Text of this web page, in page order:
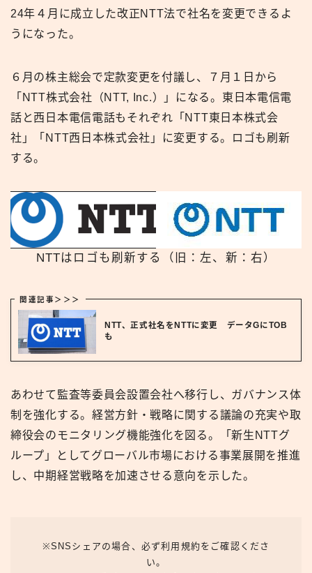
24年４月に成立した改正NTT法で社名を変更できるよ
うになった。
６月の株主総会で定款変更を付議し、７月１日から
「NTT株式会社（NTT, Inc.）」になる。東日本電信電
話と西日本電信電話もそれぞれ「NTT東日本株式会
社」「NTT西日本株式会社」に変更する。ロゴも刷新
する。
NTTはロゴも刷新する（旧：左、新：右）
関連記事＞＞＞
NTT、正式社名をNTTに変更 データGにTOB
も
あわせて監査等委員会設置会社へ移行し、ガバナンス体
制を強化する。経営方針・戦略に関する議論の充実や取
締役会のモニタリング機能強化を図る。「新生NTTグ
ループ」としてグローバル市場における事業展開を推進
し、中期経営戦略を加速させる意向を示した。
※SNSシェアの場合、必ず利用規約をご確認くださ
い。